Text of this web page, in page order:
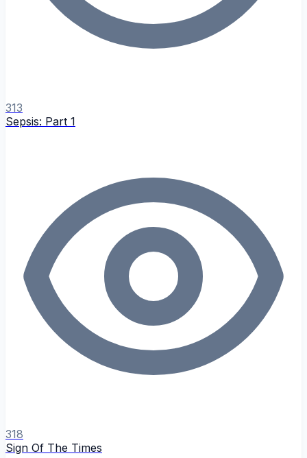
313
Sepsis: Part 1
318
Sign Of The Times